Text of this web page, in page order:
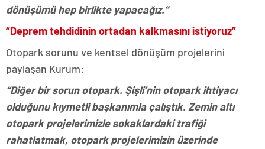
dönüşümü hep birlikte yapacağız.”
“Deprem tehdidinin ortadan kalkmasını istiyoruz”
Otopark sorunu ve kentsel dönüşüm projelerini
paylaşan Kurum:
“Diğer bir sorun otopark. Şişli’nin otopark ihtiyacı
olduğunu kıymetli başkanımla çalıştık. Zemin altı
otopark projelerimizle sokaklardaki trafiği
rahatlatmak, otopark projelerimizin üzerinde